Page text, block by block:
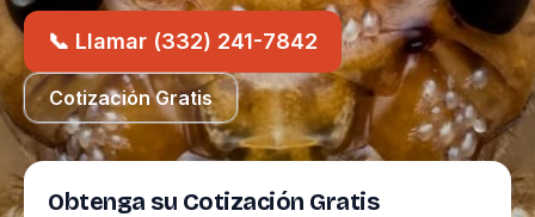
📞 Llamar (332) 241-7842
Cotización Gratis
Obtenga su Cotización Gratis